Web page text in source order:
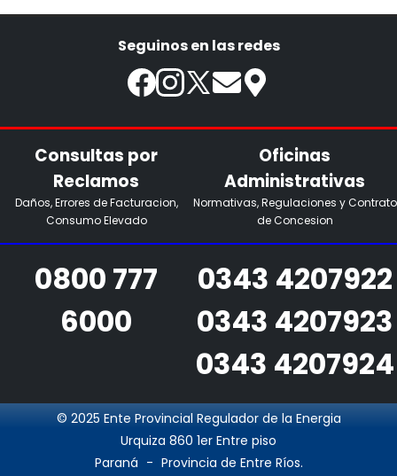
Seguinos en las redes
Consultas por
Reclamos
Daños, Errores de Facturacion,
Consumo Elevado
0800 777
6000
Oficinas
Administrativas
Normativas, Regulaciones y Contrato
de Concesion
0343 4207922
0343 4207923
0343 4207924
© 2025 Ente Provincial Regulador de la Energia
Urquiza 860 1er Entre piso
Paraná - Provincia de Entre Ríos.